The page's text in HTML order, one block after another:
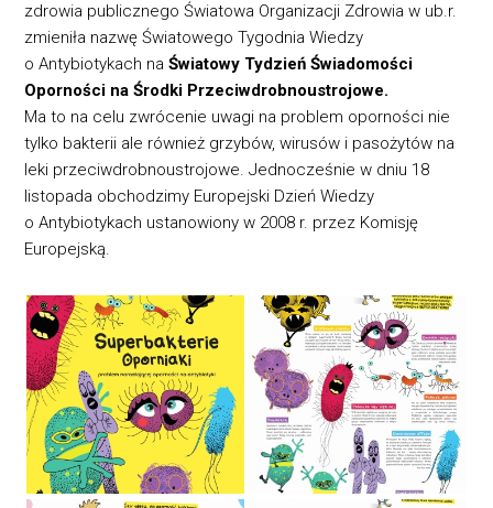
zdrowia publicznego Światowa Organizacji Zdrowia w ub.r.
zmieniła nazwę Światowego Tygodnia Wiedzy
o Antybiotykach naŚwiatowy Tydzień Świadomości
Oporności na Środki Przeciwdrobnoustrojowe.
Ma to na celu zwrócenie uwagi na problem oporności nie
tylko bakterii ale również grzybów, wirusów i pasożytów na
leki przeciwdrobnoustrojowe. Jednocześnie w dniu 18
listopada obchodzimy Europejski Dzień Wiedzy
o Antybiotykach ustanowiony w 2008 r. przez Komisję
Europejską.